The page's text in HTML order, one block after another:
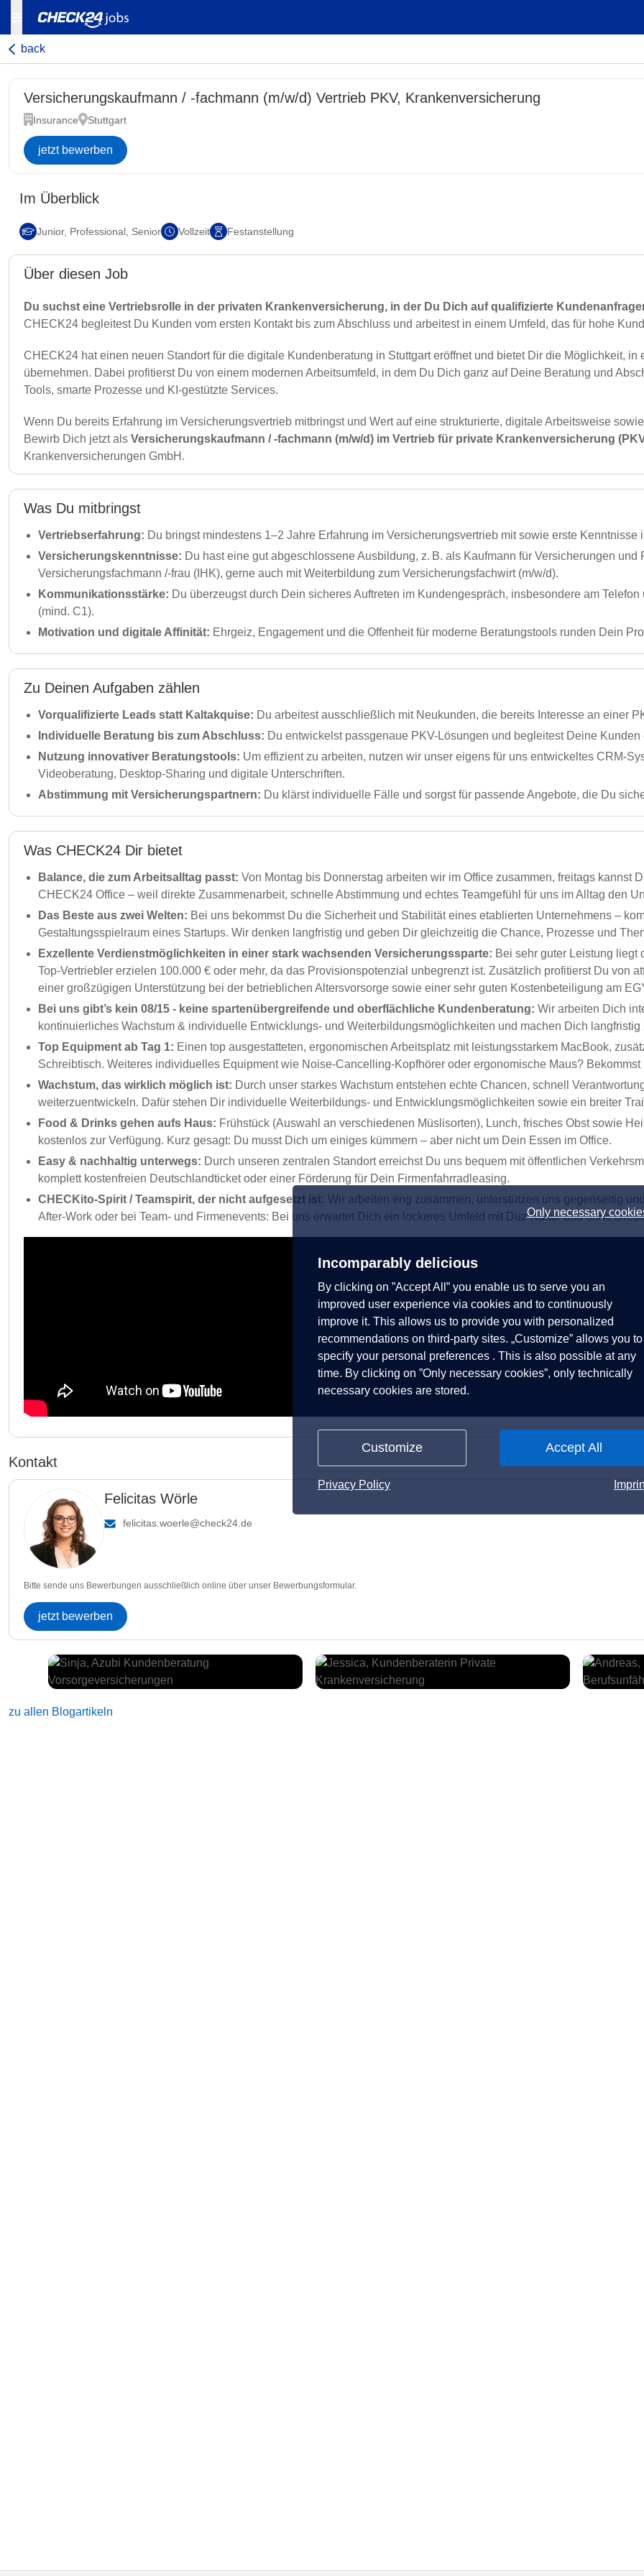
Only necessary
Incomparably delicious
By clicking on ”Accept All” you enable us to serve you an
improved user experience via cookies and to continuously
improve it. This allows us to provide you with personalized
recommendations on third-party sites. „Customize” allows you to
specify your personal preferences . This is also possible at any
time. By clicking on ”Only necessary cookies”, only technically
necessary cookies are stored.
Customize Accept All
Privacy Policy
back
Versicherungskaufmann / -fachmann (m/w/d) Vertrieb PKV, Krankenversicherung
Insurance Stuttgart
jetzt bewerben
Im Überblick
Junior, Professional, Senior Vollzeit Festanstellung
Über diesen Job
Du suchst eine Vertriebsrolle in der privaten Krankenversicherung, in der Du Dich auf qualifizierte
CHECK24 begleitest Du Kunden vom ersten Kontakt bis zum Abschluss und arbeitest in einem Umfeld, das für hohe
CHECK24 hat einen neuen Standort für die digitale Kundenberatung in Stuttgart eröffnet und bietet Dir die Möglichkeit, in
übernehmen. Dabei profitierst Du von einem modernen Arbeitsumfeld, in dem Du Dich ganz auf Deine Beratung und
Tools, smarte Prozesse und KI-gestützte Services.
Wenn Du bereits Erfahrung im Versicherungsvertrieb mitbringst und Wert auf eine strukturierte, digitale Arbeitsweise
Bewirb Dich jetzt als Versicherungskaufmann / -fachmann (m/w/d) im Vertrieb für private Krankenversicherung
Krankenversicherungen GmbH.
Was Du mitbringst
Vertriebserfahrung: Du bringst mindestens 1–2 Jahre Erfahrung im Versicherungsvertrieb mit sowie erste
Versicherungskenntnisse: Du hast eine gut abgeschlossene Ausbildung, z. B. als Kaufmann für Versicherungen
Versicherungsfachmann /-frau (IHK), gerne auch mit Weiterbildung zum Versicherungsfachwirt (m/w/d).
Kommunikationsstärke: Du überzeugst durch Dein sicheres Auftreten im Kundengespräch, insbesondere am
(mind. C1).
Motivation und digitale Affinität: Ehrgeiz, Engagement und die Offenheit für moderne Beratungstools runden Dein
Zu Deinen Aufgaben zählen
Vorqualifizierte Leads statt Kaltakquise: Du arbeitest ausschließlich mit Neukunden, die bereits Interesse an einer
Individuelle Beratung bis zum Abschluss: Du entwickelst passgenaue PKV-Lösungen und begleitest Deine
Nutzung innovativer Beratungstools: Um effizient zu arbeiten, nutzen wir unser eigens für uns entwickeltes CRM-
Videoberatung, Desktop-Sharing und digitale Unterschriften.
Abstimmung mit Versicherungspartnern: Du klärst individuelle Fälle und sorgst für passende Angebote, die Du
Was CHECK24 Dir bietet
Balance, die zum Arbeitsalltag passt: Von Montag bis Donnerstag arbeiten wir im Office zusammen, freitags kannst
CHECK24 Office – weil direkte Zusammenarbeit, schnelle Abstimmung und echtes Teamgefühl für uns im Alltag den
Das Beste aus zwei Welten: Bei uns bekommst Du die Sicherheit und Stabilität eines etablierten Unternehmens –
Gestaltungsspielraum eines Startups. Wir denken langfristig und geben Dir gleichzeitig die Chance, Prozesse und
Exzellente Verdienstmöglichkeiten in einer stark wachsenden Versicherungssparte: Bei sehr guter Leistung liegt
Top-Vertriebler erzielen 100.000 € oder mehr, da das Provisionspotenzial unbegrenzt ist. Zusätzlich profitierst Du von
einer großzügigen Unterstützung bei der betrieblichen Altersvorsorge sowie einer sehr guten Kostenbeteiligung am
Bei uns gibt’s kein 08/15 - keine spartenübergreifende und oberflächliche Kundenberatung: Wir arbeiten Dich
kontinuierliches Wachstum & individuelle Entwicklungs- und Weiterbildungsmöglichkeiten und machen Dich langfristig
Top Equipment ab Tag 1: Einen top ausgestatteten, ergonomischen Arbeitsplatz mit leistungsstarkem MacBook,
Schreibtisch. Weiteres individuelles Equipment wie Noise-Cancelling-Kopfhörer oder ergonomische Maus?
Wachstum, das wirklich möglich ist: Durch unser starkes Wachstum entstehen echte Chancen, schnell
weiterzuentwickeln. Dafür stehen Dir individuelle Weiterbildungs- und Entwicklungsmöglichkeiten sowie ein breiter
Food & Drinks gehen aufs Haus: Frühstück (Auswahl an verschiedenen Müslisorten), Lunch, frisches Obst sowie
kostenlos zur Verfügung. Kurz gesagt: Du musst Dich um einiges kümmern – aber nicht um Dein Essen im Office.
Easy & nachhaltig unterwegs: Durch unseren zentralen Standort erreichst Du uns bequem mit öffentlichen
komplett kostenfreien Deutschlandticket oder einer Förderung für Dein Firmenfahrradleasing.
CHECKito-Spirit / Teamspirit, der nicht aufgesetzt ist: Wir arbeiten eng zusammen, unterstützen uns gegenseitig
After-Work oder bei Team- und Firmenevents: Bei uns erwartet Dich ein lockeres Umfeld mit Duz-Kultur und ohne
Kontakt
Felicitas Wörle
felicitas.woerle@check24.de
Bitte sende uns Bewerbungen ausschließlich online über unser Bewerbungsformular.
jetzt bewerben
zu allen Blogartikeln